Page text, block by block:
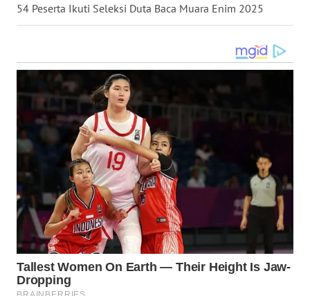
54 Peserta Ikuti Seleksi Duta Baca Muara Enim 2025
SULSEL
WN
SULUT
WN
WN
MALUT
WN
DAIRI